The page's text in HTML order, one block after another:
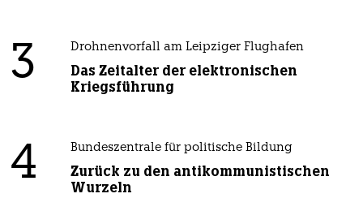
3 Drohnenvorfall am Leipziger Flughafen
Das Zeitalter der elektronischen
Kriegsführung
4 Bundeszentrale für politische Bildung
Zurück zu den antikommunistischen
Wurzeln